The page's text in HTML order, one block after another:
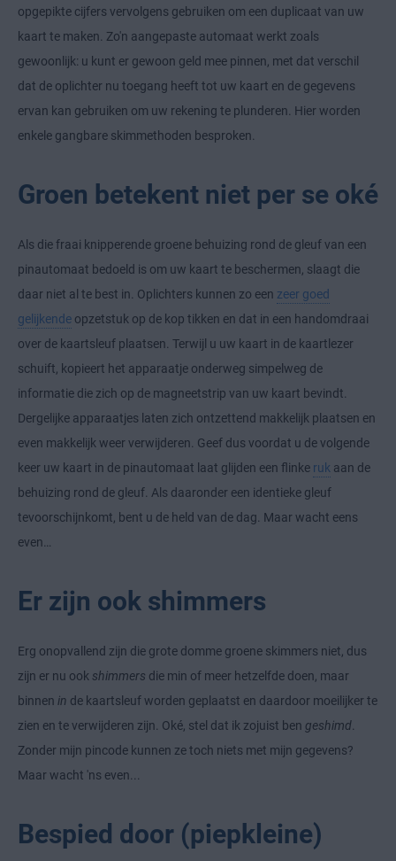
opgepikte cijfers vervolgens gebruiken om een duplicaat van uw
kaart te maken. Zo'n aangepaste automaat werkt zoals
gewoonlijk: u kunt er gewoon geld mee pinnen, met dat verschil
dat de oplichter nu toegang heeft tot uw kaart en de gegevens
ervan kan gebruiken om uw rekening te plunderen. Hier worden
enkele gangbare skimmethoden besproken.
Groen betekent niet per se oké
Als die fraai knipperende groene behuizing rond de gleuf van een
pinautomaat bedoeld is om uw kaart te beschermen, slaagt die
daar niet al te best in. Oplichters kunnen zo een zeer goed
gelijkende opzetstuk op de kop tikken en dat in een handomdraai
over de kaartsleuf plaatsen. Terwijl u uw kaart in de kaartlezer
schuift, kopieert het apparaatje onderweg simpelweg de
informatie die zich op de magneetstrip van uw kaart bevindt.
Dergelijke apparaatjes laten zich ontzettend makkelijk plaatsen en
even makkelijk weer verwijderen. Geef dus voordat u de volgende
keer uw kaart in de pinautomaat laat glijden een flinke ruk aan de
behuizing rond de gleuf. Als daaronder een identieke gleuf
tevoorschijnkomt, bent u de held van de dag. Maar wacht eens
even…
Er zijn ook shimmers
Erg onopvallend zijn die grote domme groene skimmers niet, dus
zijn er nu ook shimmers die min of meer hetzelfde doen, maar
binnen in de kaartsleuf worden geplaatst en daardoor moeilijker te
zien en te verwijderen zijn. Oké, stel dat ik zojuist ben geshimd.
Zonder mijn pincode kunnen ze toch niets met mijn gegevens?
Maar wacht 'ns even...
Bespied door (piepkleine)